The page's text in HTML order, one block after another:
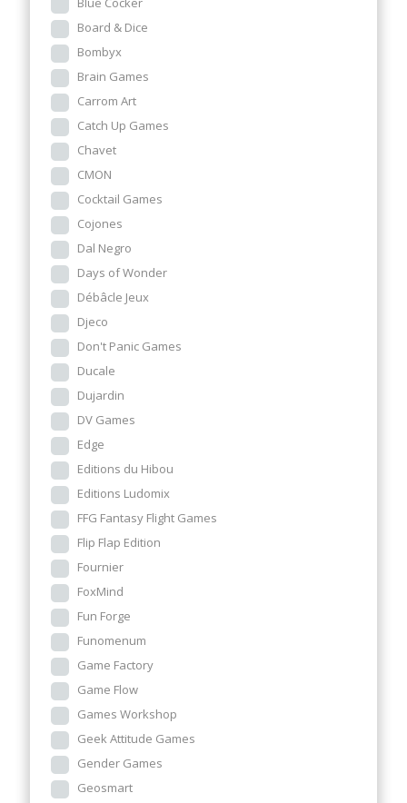
Board & Dice
Bombyx
Brain Games
Carrom Art
Catch Up Games
Chavet
CMON
Cocktail Games
Cojones
Dal Negro
Days of Wonder
Débâcle Jeux
Djeco
Don't Panic Games
Ducale
Dujardin
DV Games
Edge
Editions du Hibou
Editions Ludomix
FFG Fantasy Flight Games
Flip Flap Edition
Fournier
FoxMind
Fun Forge
Funomenum
Game Factory
Game Flow
Games Workshop
Geek Attitude Games
Gender Games
Geosmart